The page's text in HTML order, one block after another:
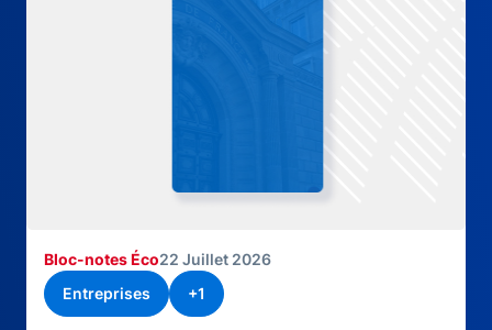
Bloc-notes Éco22 Juillet 2026
Entreprises
+1